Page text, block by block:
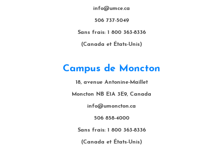
info@umce.ca
506 737-5049
Sans frais: 1 800 363-8336
(Canada et États-Unis)
Campus de Moncton
18, avenue Antonine-Maillet
Moncton NB E1A 3E9, Canada
info@umoncton.ca
506 858-4000
Sans frais: 1 800 363-8336
(Canada et États-Unis)